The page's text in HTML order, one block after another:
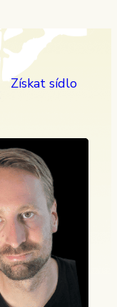
Získat sídlo